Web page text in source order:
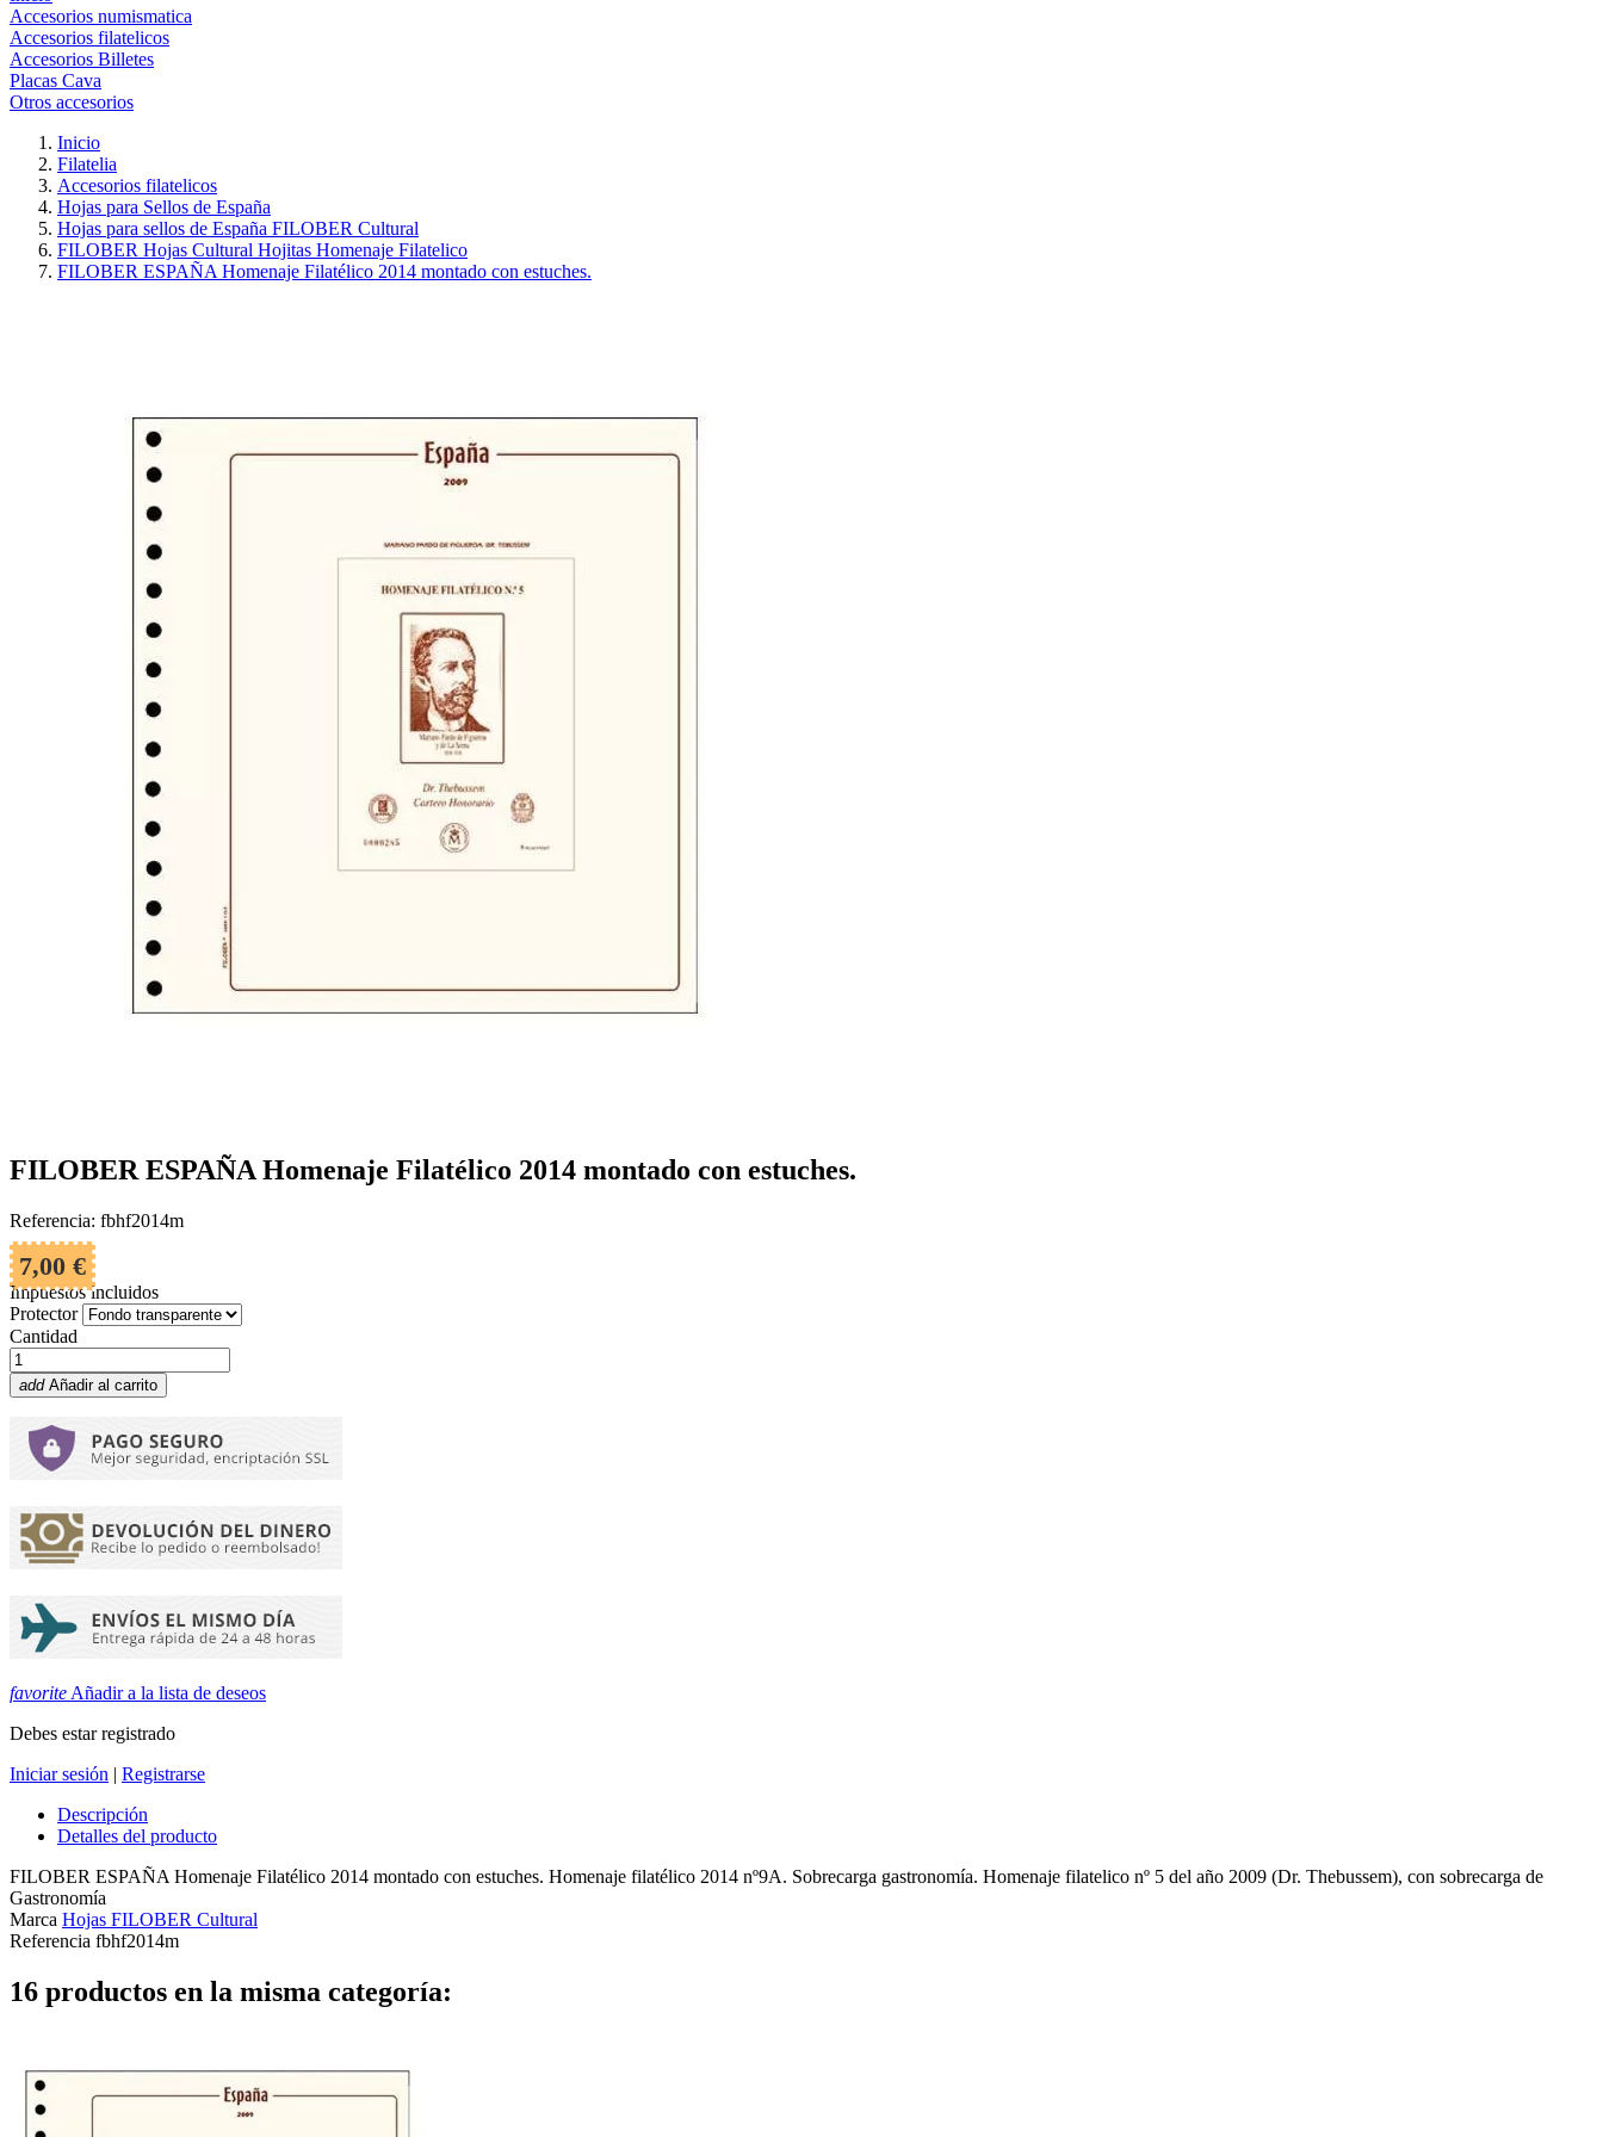
Accesorios numismatica
Accesorios filatelicos
Accesorios Billetes
Placas Cava
Otros accesorios
Inicio
Filatelia
Accesorios filatelicos
Hojas para Sellos de España
Hojas para sellos de España FILOBER Cultural
FILOBER Hojas Cultural Hojitas Homenaje Filatelico
FILOBER ESPAÑA Homenaje Filatélico 2014 montado con estuches.
FILOBER ESPAÑA Homenaje Filatélico 2014 montado con estuches.
Referencia: fbhf2014m
7,00 €
Impuestos incluidos
Protector
Cantidad
add Añadir al carrito
favorite Añadir a la lista de deseos
Debes estar registrado
Iniciar sesión | Registrarse
Descripción
Detalles del producto
FILOBER ESPAÑA Homenaje Filatélico 2014 montado con estuches. Homenaje filatélico 2014 nº9A. Sobrecarga gastronomía. Homenaje filatelico nº 5 del año 2009 (Dr. Thebussem), con sobrecarga de
Gastronomía
Marca Hojas FILOBER Cultural
Referencia fbhf2014m
16 productos en la misma categoría: